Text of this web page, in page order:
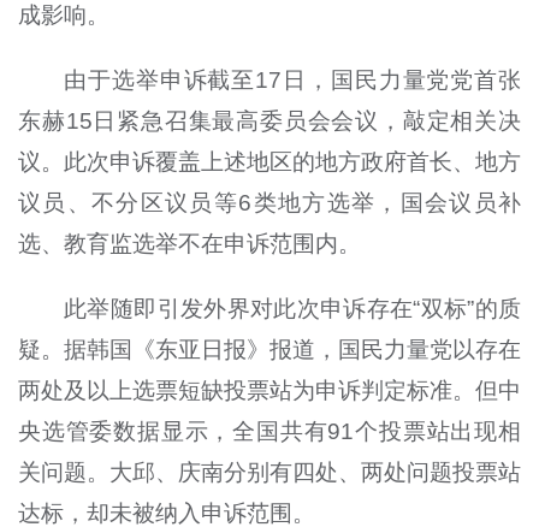
成影响。
由于选举申诉截至17日，国民力量党党首张
东赫15日紧急召集最高委员会会议，敲定相关决
议。此次申诉覆盖上述地区的地方政府首长、地方
议员、不分区议员等6类地方选举，国会议员补
选、教育监选举不在申诉范围内。
此举随即引发外界对此次申诉存在“双标”的质
疑。据韩国《东亚日报》报道，国民力量党以存在
两处及以上选票短缺投票站为申诉判定标准。但中
央选管委数据显示，全国共有91个投票站出现相
关问题。大邱、庆南分别有四处、两处问题投票站
达标，却未被纳入申诉范围。